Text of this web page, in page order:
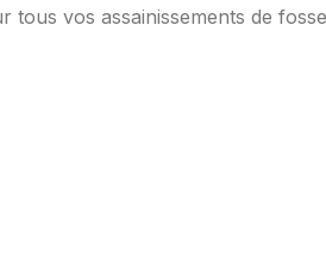
vos assainissements de